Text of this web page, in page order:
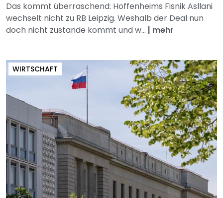
Das kommt überraschend: Hoffenheims Fisnik Asllani
wechselt nicht zu RB Leipzig. Weshalb der Deal nun
doch nicht zustande kommt und w... | mehr
WIRTSCHAFT